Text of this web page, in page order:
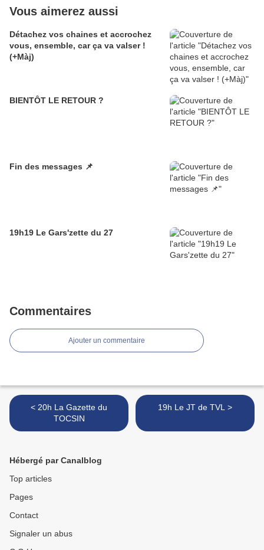
Vous aimerez aussi
Détachez vos chaines et accrochez
vous, ensemble, car ça va valser !
(+Màj)
BIENTÔT LE RETOUR ?
Fin des messages 📌
19h19 Le Gars'zette du 27
Commentaires
Ajouter un commentaire
< 20h La Gazette du
TOCSIN
19h Le JT de TVL >
Hébergé par Canalblog
Top articles
Pages
Contact
Signaler un abus